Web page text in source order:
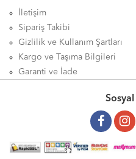
İletişim
Sipariş Takibi
Gizlilik ve Kullanım Şartları
Kargo ve Taşıma Bilgileri
Garanti ve İade